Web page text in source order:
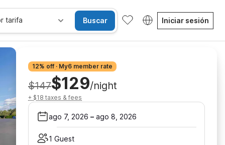
tarifa Buscar Iniciar sesión
12% off · My6 member rate
$147$129/night
+ $18 taxes & fees
ago 7, 2026 – ago 8, 2026
1 Guest